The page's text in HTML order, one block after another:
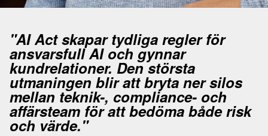
"AI Act skapar tydliga regler för
ansvarsfull AI och gynnar
kundrelationer. Den största
utmaningen blir att bryta ner silos
mellan teknik-, compliance- och
affärsteam för att bedöma både risk
och värde."